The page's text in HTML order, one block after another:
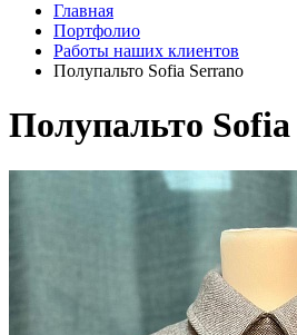
Главная
Портфолио
Работы наших клиентов
Полупальто Sofia Serrano
Полупальто